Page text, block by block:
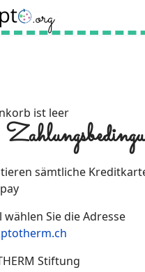
ist leer
sämtliche
wählen Sie die Adresse
Stiftung